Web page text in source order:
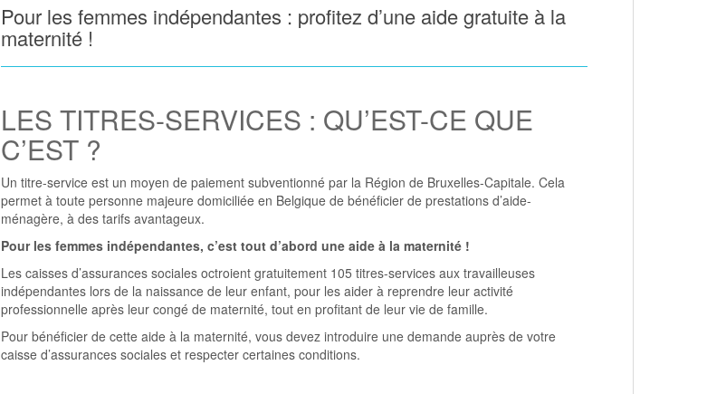
Pour les femmes indépendantes : profitez d’une aide gratuite à la
maternité !
LES TITRES-SERVICES : QU’EST-CE QUE
C’EST ?
Un titre-service est un moyen de paiement subventionné par la Région de Bruxelles-Capitale. Cela
permet à toute personne majeure domiciliée en Belgique de bénéficier de prestations d’aide-
ménagère, à des tarifs avantageux.
Pour les femmes indépendantes, c’est tout d’abord une aide à la maternité !
Les caisses d’assurances sociales octroient gratuitement 105 titres-services aux travailleuses
indépendantes lors de la naissance de leur enfant, pour les aider à reprendre leur activité
professionnelle après leur congé de maternité, tout en profitant de leur vie de famille.
Pour bénéficier de cette aide à la maternité, vous devez introduire une demande auprès de votre
caisse d’assurances sociales et respecter certaines conditions.